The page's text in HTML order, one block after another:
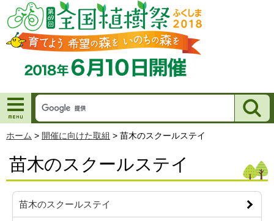
ホーム > 開催に向けた取組 > 苗木のスクールステイ
苗木のスクールステイ
苗木のスクールステイ